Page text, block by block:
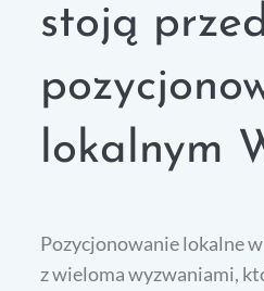
stoją
lokalnym
Pozycjonowanie lokalne
z wieloma wyzwaniami,